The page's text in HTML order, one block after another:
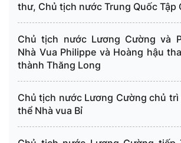
thư, Chủ tịch nước Trung Quốc Tập
Chủ tịch nước Lương Cường và
Nhà Vua Philippe và Hoàng hậu
thành Thăng Long
Chủ tịch nước Lương Cường chủ
thể Nhà vua Bỉ